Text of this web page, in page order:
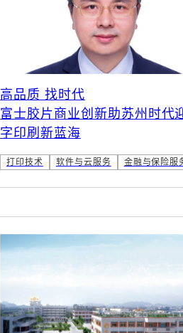
高品质 找时代
富士胶片商业创新助苏州时代
字印刷新蓝海
打印技术 软件与云服务 金融与保险服